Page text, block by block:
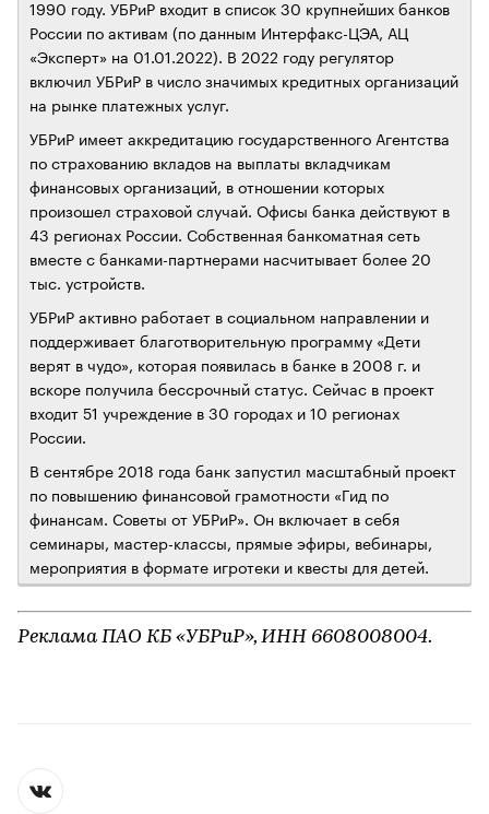
1990 году. УБРиР входит в список 30 крупнейших банков
России по активам (по данным Интерфакс-ЦЭА, АЦ
«Эксперт» на 01.01.2022). В 2022 году регулятор
включил УБРиР в число значимых кредитных организаций
на рынке платежных услуг.
УБРиР имеет аккредитацию государственного Агентства
по страхованию вкладов на выплаты вкладчикам
финансовых организаций, в отношении которых
произошел страховой случай. Офисы банка действуют в
43 регионах России. Собственная банкоматная сеть
вместе с банками-партнерами насчитывает более 20
тыс. устройств.
УБРиР активно работает в социальном направлении и
поддерживает благотворительную программу «Дети
верят в чудо», которая появилась в банке в 2008 г. и
вскоре получила бессрочный статус. Сейчас в проект
входит 51 учреждение в 30 городах и 10 регионах
России.
В сентябре 2018 года банк запустил масштабный проект
по повышению финансовой грамотности «Гид по
финансам. Советы от УБРиР». Он включает в себя
семинары, мастер-классы, прямые эфиры, вебинары,
мероприятия в формате игротеки и квесты для детей.
Реклама ПАО КБ «УБРиР», ИНН 6608008004.